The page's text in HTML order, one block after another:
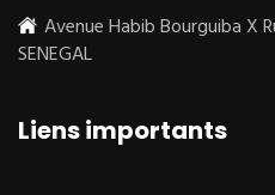
Avenue Habib Bourguiba X
SENEGAL
Liens importants